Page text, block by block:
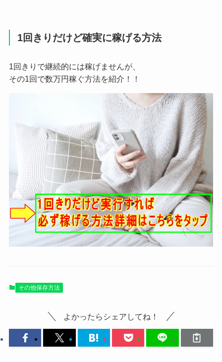
1回きりだけど確実に稼げる方法
1回きりで継続的には稼げませんが、
その1回で数万円稼ぐ方法を紹介！！
その他保存方法
よかったらシェアしてね！